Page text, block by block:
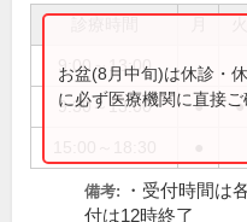
9:00～13:00
9:30～13:00 ● ●
お盆(8月中旬)は休診・
に必ず医療機関に直接ご
備考:
・受付時間は
付は12時終了